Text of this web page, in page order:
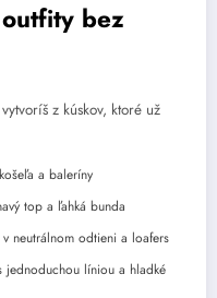
bez
z kúskov, ktoré už
a baleríny
top a ľahká bunda
v neutrálnom odtieni a loafers
jednoduchou líniou a hladké